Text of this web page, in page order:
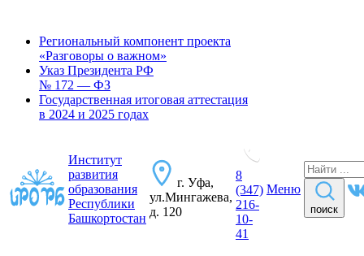
Региональный компонент проекта
«Разговоры о важном»
Указ Президента РФ
№ 172 — ФЗ
Государственная итоговая аттестация
в 2024 и 2025 годах
Институт
развития
образования
Республики
Башкортостан
г. Уфа,
ул.Мингажева,
д. 120
8
(347)
216-
10-
41
Меню
поиск